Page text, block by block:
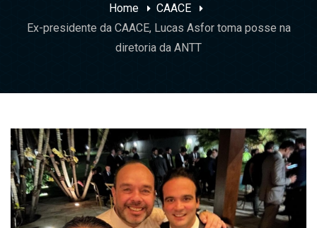
Home
CAACE
Ex-presidente da CAACE, Lucas Asfor toma posse na
diretoria da ANTT